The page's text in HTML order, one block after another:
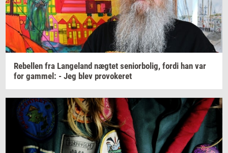
Re­bel­len fra Lan­geland næg­tet se­ni­o­r­bo­lig, fordi han var
for gam­mel: - Jeg blev pro­vo­ke­ret